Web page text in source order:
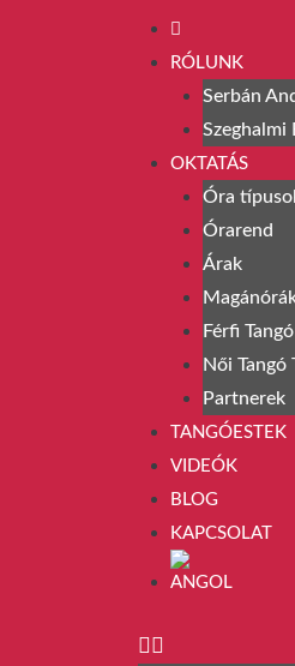
RÓLUNK
Serbán
Szeghalmi
OKTATÁS
Óra
Órarend
Árak
Férfi
Női Tangó
Partnerek
TANGÓESTEK
VIDEÓK
BLOG
KAPCSOLAT